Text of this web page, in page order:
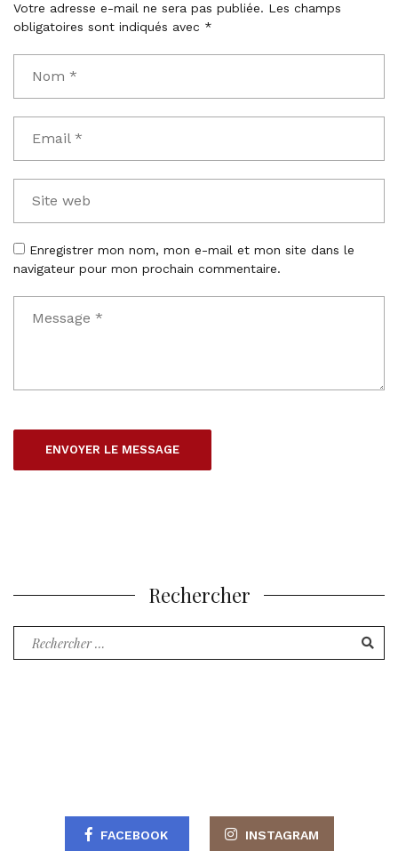
Votre adresse e-mail ne sera pas publiée. Les champs
obligatoires sont indiqués avec *
Enregistrer mon nom, mon e-mail et mon site dans le
navigateur pour mon prochain commentaire.
Rechercher
Recherche
FACEBOOK INSTAGRAM